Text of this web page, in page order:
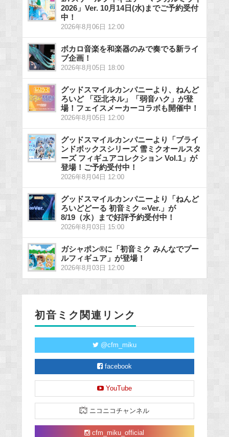
2026」Ver. 10月14日(水)までご予約受付
中！
2026年8月06日 12:00
ボカロ音楽を和楽器のみで奏でる新ライ
ブ企画！
2026年8月05日 18:00
グッドスマイルカンパニーより、ねんど
ろいど 「亞北ネル」「弱音ハク」が登
場！フェイスメーカーコラボも開催中！
2026年8月05日 12:00
グッドスマイルカンパニーより「ブライ
ンドボックスシリーズ 雪ミクオールスタ
ーズ フィギュアコレクション Vol.1」が
登場！ご予約受付中！
2026年8月04日 12:00
グッドスマイルカンパニーより「ねんど
ろいどどーる 初音ミク ∞Ver.」が
8/19（水）まで好評予約受付中！
2026年8月03日 15:00
ガシャポン®に「初音ミク みんなでプー
ルフィギュア」が登場！
2026年8月03日 12:00
初音ミク関連リンク
@cfm_miku
facebook
YouTube
ニコニコチャンネル
cfm_miku_official